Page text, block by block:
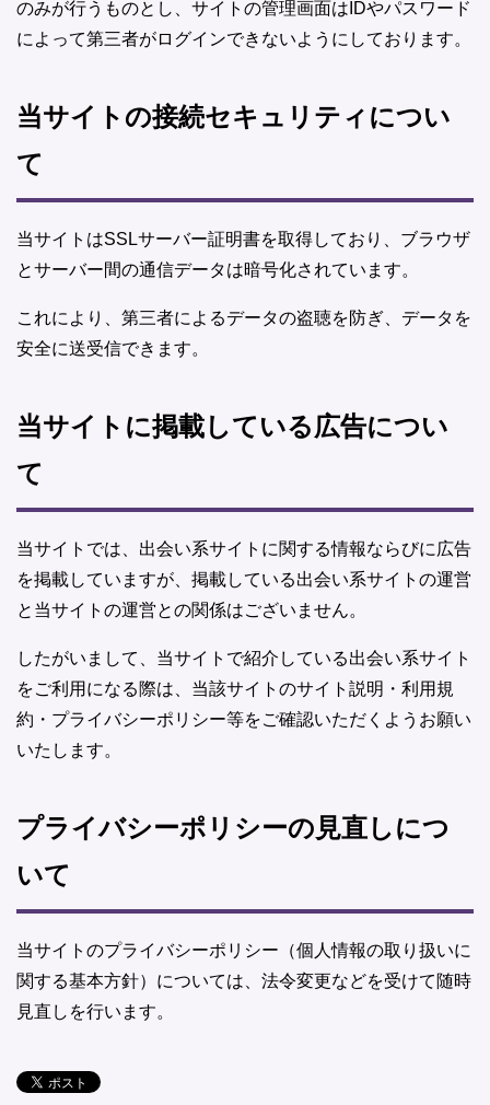
のみが行うものとし、サイトの管理画面はIDやパスワード
によって第三者がログインできないようにしております。
当サイトの接続セキュリティについ
て
当サイトはSSLサーバー証明書を取得しており、ブラウザ
とサーバー間の通信データは暗号化されています。
これにより、第三者によるデータの盗聴を防ぎ、データを
安全に送受信できます。
当サイトに掲載している広告につい
て
当サイトでは、出会い系サイトに関する情報ならびに広告
を掲載していますが、掲載している出会い系サイトの運営
と当サイトの運営との関係はございません。
したがいまして、当サイトで紹介している出会い系サイト
をご利用になる際は、当該サイトのサイト説明・利用規
約・プライバシーポリシー等をご確認いただくようお願い
いたします。
プライバシーポリシーの見直しにつ
いて
当サイトのプライバシーポリシー（個人情報の取り扱いに
関する基本方針）については、法令変更などを受けて随時
見直しを行います。